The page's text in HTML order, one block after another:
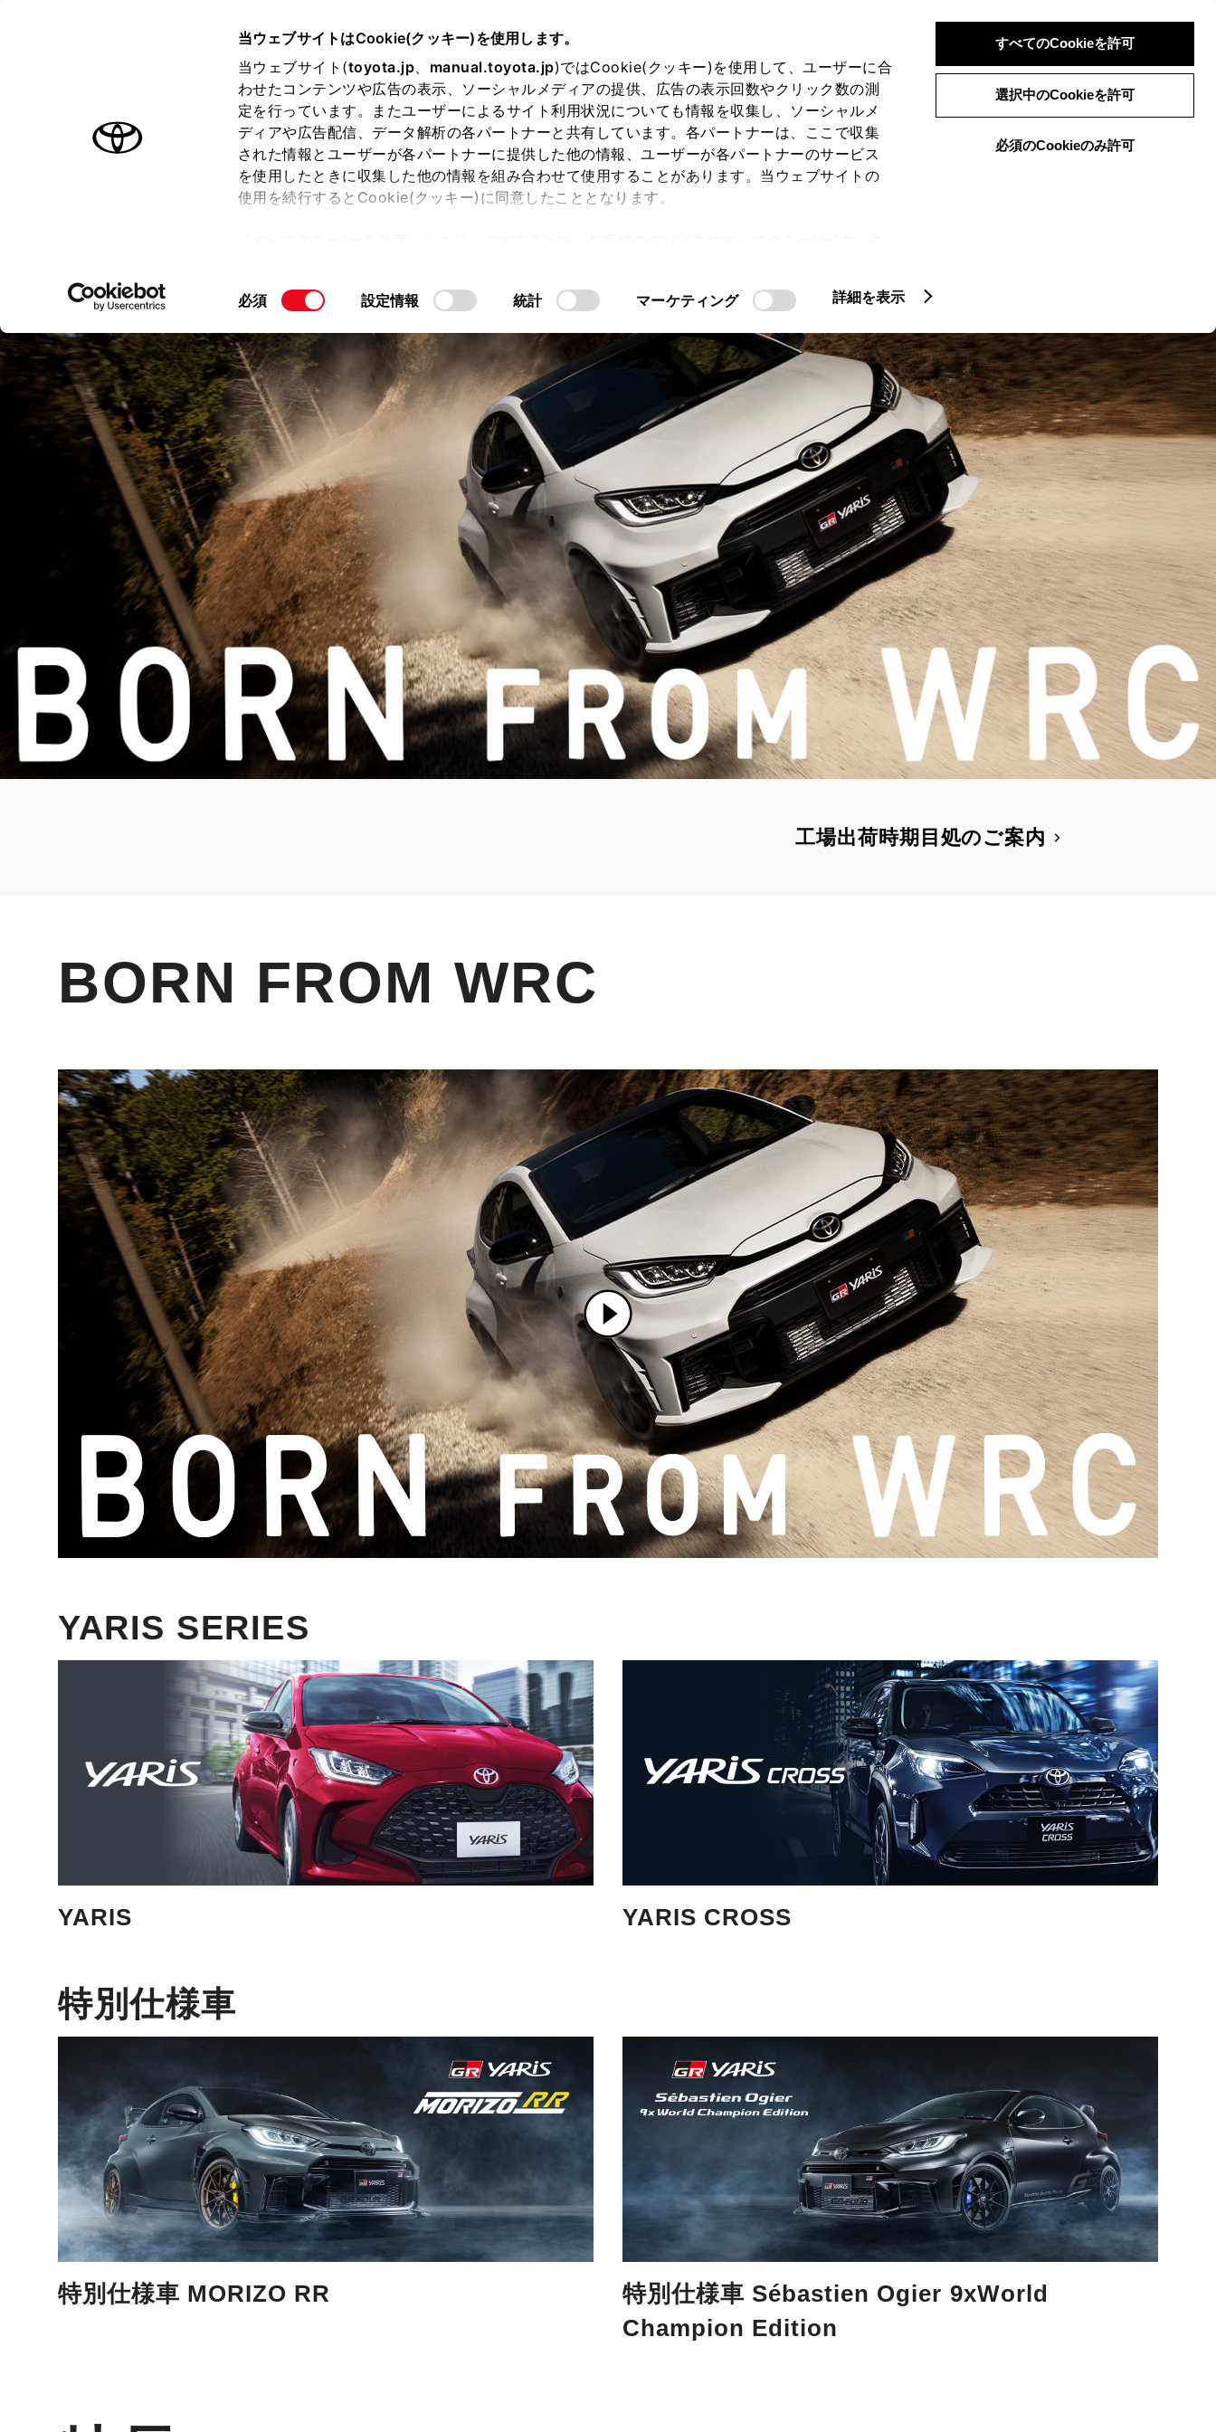
当ウェブサイトはCookie(クッキー)を使用します。
当ウェブサイト(toyota.jp、 manual.toyota.jp)ではCookie(クッキー)を使用して、ユーザーに合
わせたコンテンツや広告の表示、ソーシャルメディアの提供、広告の表示回数やクリック数の測
定を行っています。またユーザーによるサイト利用状況についても情報を収集し、ソーシャルメ
ディアや広告配信、データ解析の各パートナーと共有しています。各パートナーは、ここで収集
された情報とユーザーが各パートナーに提供した他の情報、ユーザーが各パートナーのサービス
を使用したときに収集した他の情報を組み合わせて使用することがあります。当ウェブサイトの
使用を続行するとCookie(クッキー)に同意したこととなります。
て」をご覧ください。
同
の
選
択
必須 設定情報 統計 マーケティング 詳細を表示
すべてのCookieを許可
選択中のCookieを許可
必須のCookieのみ許可
ログイン 検索 メニュー
オーナーサポート トピックス
GRヤリス
工場出荷時期目処のご案内
BORN FROM WRC
YARIS SERIES
YARIS YARIS CROSS
特別仕様車
特別仕様車 MORIZO RR
特別仕様車 Sébastien Ogier 9xWorld
Champion Edition